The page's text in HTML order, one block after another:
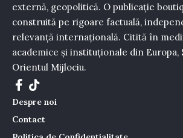
externă, geopolitică. O publicație
construită pe rigoare factuală,
relevanță internațională. Citită în
academice și instituționale din Europa,
Orientul Mijlociu.
Despre noi
Contact